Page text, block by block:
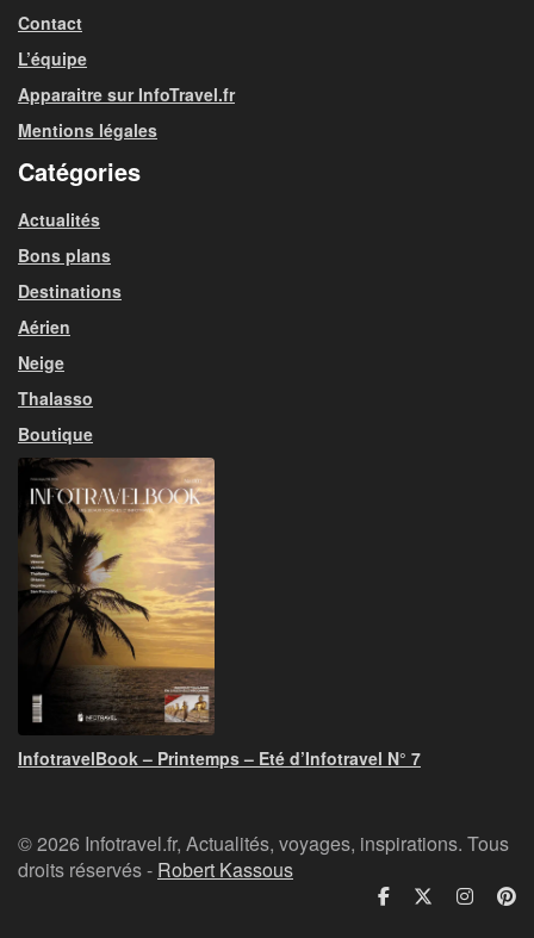
Contact
L’équipe
Apparaitre sur InfoTravel.fr
Mentions légales
Catégories
Actualités
Bons plans
Destinations
Aérien
Neige
Thalasso
Boutique
InfotravelBook – Printemps – Eté d’Infotravel N° 7
© 2026 Infotravel.fr, Actualités, voyages, inspirations. Tous
droits réservés - Robert Kassous